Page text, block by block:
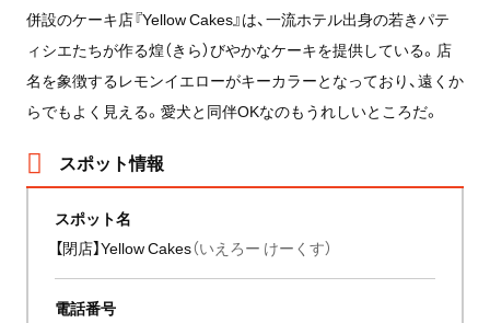
併設のケーキ店『Yellow Cakes』は、一流ホテル出身の若きパテ
ィシエたちが作る煌（きら）びやかなケーキを提供している。店
名を象徴するレモンイエローがキーカラーとなっており、遠くか
らでもよく見える。愛犬と同伴OKなのもうれしいところだ。
スポット情報
スポット名
【閉店】Yellow Cakes（いえろー けーくす）
電話番号